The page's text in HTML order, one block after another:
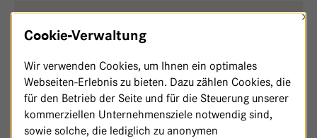
Cookie-Verwaltung
×
Wir verwenden Cookies, um Ihnen ein optimales
Webseiten-Erlebnis zu bieten. Dazu zählen Cookies, die
für den Betrieb der Seite und für die Steuerung unserer
kommerziellen Unternehmensziele notwendig sind,
sowie solche, die lediglich zu anonymen